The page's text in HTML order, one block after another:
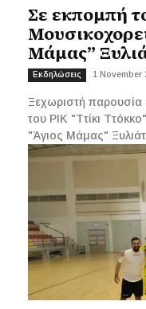
Σε εκπομπή
Μάμας”
Εκδηλώσεις 1 November
Ξεχωριστή παρουσία
του ΡΙΚ "Ττίκι